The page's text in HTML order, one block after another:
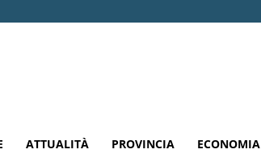
ATTUALITÀ PROVINCIA ECONOMIA